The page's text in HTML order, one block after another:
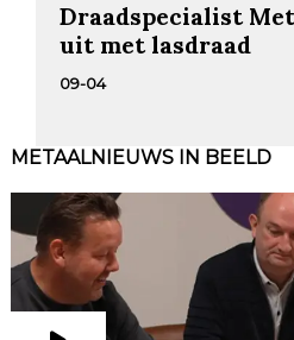
Draadspecialist
uit met lasdraad
09-04
METAALNIEUWS IN BEELD